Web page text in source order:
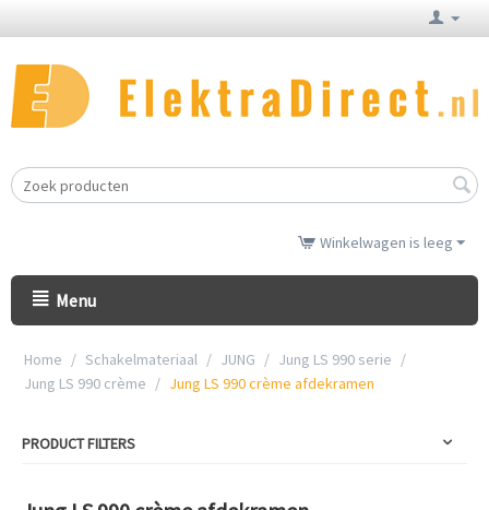
Winkelwagen is leeg
Menu
Home / Schakelmateriaal / JUNG / Jung LS 990 serie /
Jung LS 990 crème / Jung LS 990 crème afdekramen
PRODUCT FILTERS